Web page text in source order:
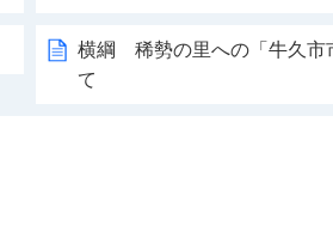
横綱 稀勢の里への「牛久市
て